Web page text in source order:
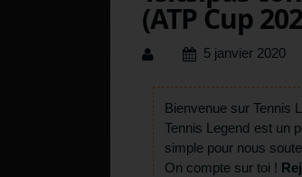
(ATP Cup
5 janvier 2020
Bienvenue sur Tennis
Tennis Legend est un
simple pour nous
On compte sur toi !